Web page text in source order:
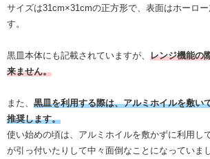
サイズは31cm×31cmの正方形で、表面はホーロ
す。
黒皿本体にも記載されていますが、 レンジ機能の
来ません。
また、 黒皿を利用する際は、アルミホイルを敷い
推奨します。
使い始めの頃は、アルミホイルを敷かずに利用し
が引っ付いたりして中々面倒なことになっていまし